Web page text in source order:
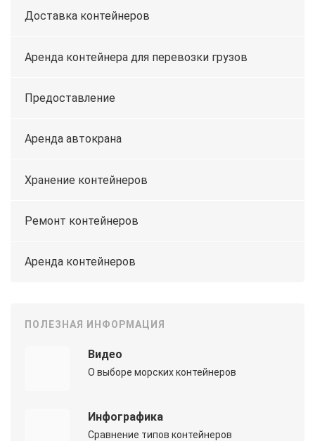
Доставка контейнеров
Аренда контейнера для перевозки грузов
Предоставление
Аренда автокрана
Хранение контейнеров
Ремонт контейнеров
Аренда контейнеров
ПОЛЕЗНАЯ ИНФОРМАЦИЯ
Видео
О выборе морских контейнеров
Инфографика
Сравнение типов контейнеров